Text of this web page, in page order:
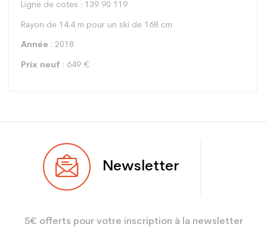
Ligne de cotes : 139 90 119
Rayon de 14.4 m pour un ski de 168 cm
Année : 2018
Prix neuf : 649 €
Utilisateur Femme
Coloris Bleu
Newsletter
5€ offerts pour votre inscription à la newsletter